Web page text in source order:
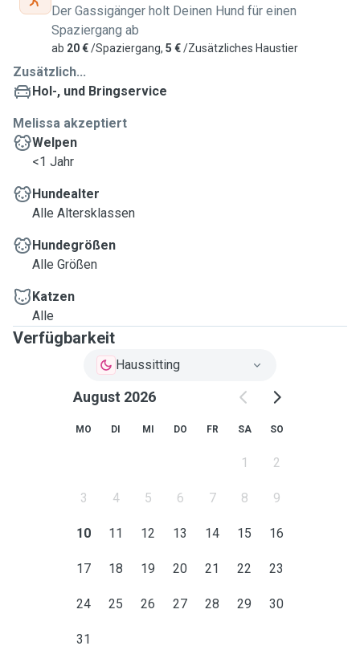
Der Gassigänger holt Deinen Hund für einen
Spaziergang ab
ab 20 €/Spaziergang, 5 €/Zusätzliches Haustier
Zusätzlich...
Hol-, und Bringservice
Melissa akzeptiert
Welpen
<1 Jahr
Hundealter
Alle Altersklassen
Hundegrößen
Alle Größen
Katzen
Alle
Verfügbarkeit
Haussitting
August 2026
MO DI MI DO FR SA SO
1 2
3 4 5 6 7 8 9
10 11 12 13 14 15 16
17 18 19 20 21 22 23
24 25 26 27 28 29 30
31